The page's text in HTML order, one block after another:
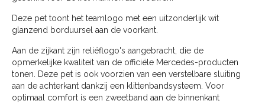
Deze pet toont het teamlogo met een uitzonderlijk wit
glanzend borduursel aan de voorkant.
Aan de zijkant zijn reliëflogo's aangebracht, die de
opmerkelijke kwaliteit van de officiële Mercedes-producten
tonen. Deze pet is ook voorzien van een verstelbare sluiting
aan de achterkant dankzij een klittenbandsysteem. Voor
optimaal comfort is een zweetband aan de binnenkant